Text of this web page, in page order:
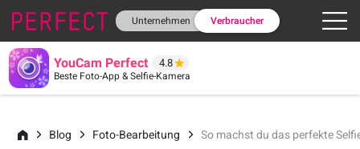
Unternehmen Verbraucher
YouCam Perfect 4.8
Beste Foto-App & Selfie-Kamera
Blog Foto-Bearbeitung So machst du das perfekte